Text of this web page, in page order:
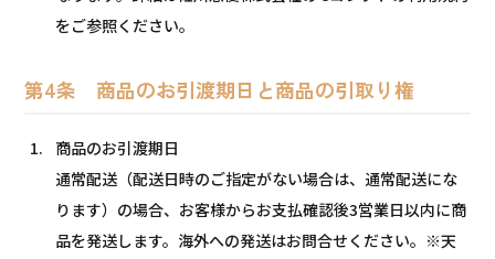
をご参照ください。
第4条 商品のお引渡期日と商品の引取り権
商品のお引渡期日
通常配送（配送日時のご指定がない場合は、通常配送にな
ります）の場合、お客様からお支払確認後3営業日以内に商
品を発送します。海外への発送はお問合せください。※天